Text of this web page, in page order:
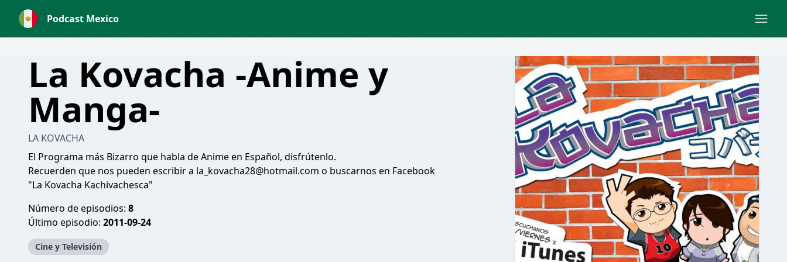
Podcast Mexico
La Kovacha -Anime y
Manga-
LA KOVACHA
El Programa más Bizarro que habla de Anime en Español, disfrútenlo.
Recuerden que nos pueden escribir a la_kovacha28@hotmail.com o buscarnos en Facebook
"La Kovacha Kachivachesca"
Número de episodios: 8
Último episodio: 2011-09-24
Cine y Televisión